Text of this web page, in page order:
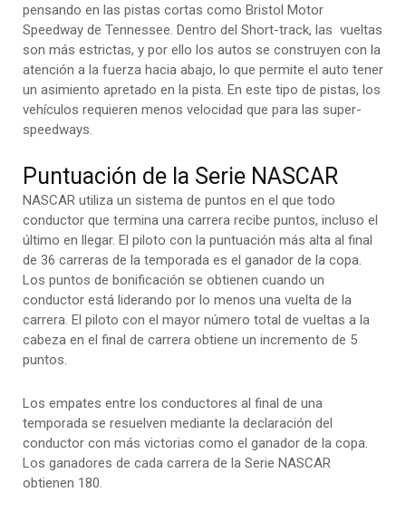
pensando en las pistas cortas como Bristol Motor
Speedway de Tennessee. Dentro del Short-track, las vueltas
son más estrictas, y por ello los autos se construyen con la
atención a la fuerza hacia abajo, lo que permite el auto tener
un asimiento apretado en la pista. En este tipo de pistas, los
vehículos requieren menos velocidad que para las super-
speedways.
Puntuación de la Serie NASCAR
NASCAR utiliza un sistema de puntos en el que todo
conductor que termina una carrera recibe puntos, incluso el
último en llegar. El piloto con la puntuación más alta al final
de 36 carreras de la temporada es el ganador de la copa.
Los puntos de bonificación se obtienen cuando un
conductor está liderando por lo menos una vuelta de la
carrera. El piloto con el mayor número total de vueltas a la
cabeza en el final de carrera obtiene un incremento de 5
puntos.
Los empates entre los conductores al final de una
temporada se resuelven mediante la declaración del
conductor con más victorias como el ganador de la copa.
Los ganadores de cada carrera de la Serie NASCAR
obtienen 180.